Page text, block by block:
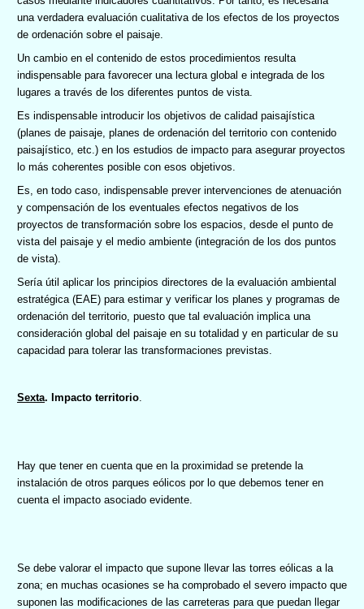
una verdadera evaluación cualitativa de los efectos de los proyectos
de ordenación sobre el paisaje.
Un cambio en el contenido de estos procedimientos resulta
indispensable para favorecer una lectura global e integrada de los
lugares a través de los diferentes puntos de vista.
Es indispensable introducir los objetivos de calidad paisajística
(planes de paisaje, planes de ordenación del territorio con contenido
paisajístico, etc.) en los estudios de impacto para asegurar proyectos
lo más coherentes posible con esos objetivos.
Es, en todo caso, indispensable prever intervenciones de atenuación
y compensación de los eventuales efectos negativos de los
proyectos de transformación sobre los espacios, desde el punto de
vista del paisaje y el medio ambiente (integración de los dos puntos
de vista).
Sería útil aplicar los principios directores de la evaluación ambiental
estratégica (EAE) para estimar y verificar los planes y programas de
ordenación del territorio, puesto que tal evaluación implica una
consideración global del paisaje en su totalidad y en particular de su
capacidad para tolerar las transformaciones previstas.
Sexta. Impacto territorio
Hay que tener en cuenta que en la proximidad se pretende la
instalación de otros parques eólicos por lo que debemos tener en
cuenta el impacto asociado evidente.
Se debe valorar el impacto que supone llevar las torres eólicas a la
zona; en muchas ocasiones se ha comprobado el severo impacto que
suponen las modificaciones de las carreteras para que puedan llegar